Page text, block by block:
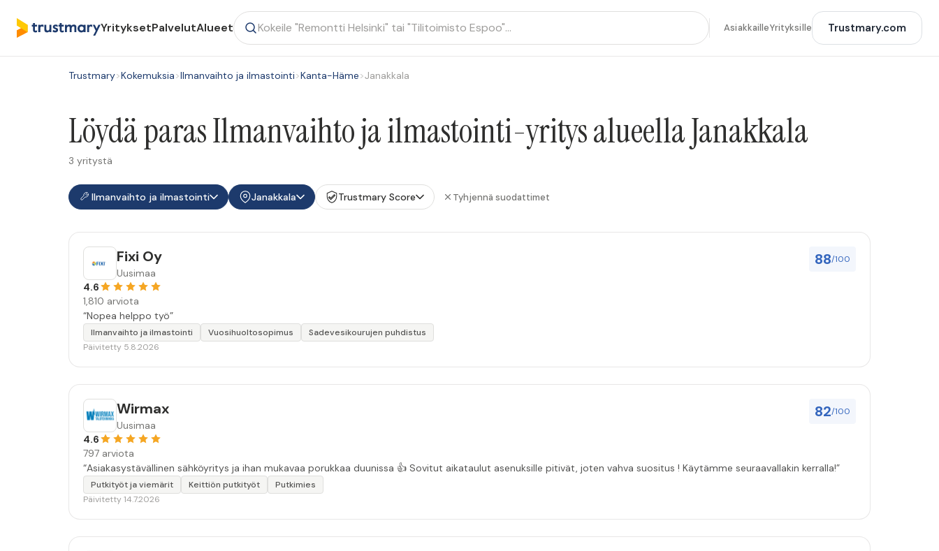
YrityksetPalvelutAlueet AsiakkailleYrityksille Trustmary.com
Trustmary>Kokemuksia>Ilmanvaihto ja ilmastointi>Kanta-Häme>Janakkala
Löydä paras Ilmanvaihto ja ilmastointi-yritys alueella Janakkala
3 yritystä
Ilmanvaihto ja ilmastointi Janakkala Trustmary Score Tyhjennä suodattimet
88/100
Fixi Oy
Uusimaa
4.6
1,810 arviota
“Nopea helppo työ”
Ilmanvaihto ja ilmastointi Vuosihuoltosopimus
Sadevesikourujen puhdistus
Päivitetty 5.8.2026
82/100
Wirmax
Uusimaa
4.6
797 arviota
“Asiakasystävällinen sähköyritys ja ihan mukavaa porukkaa duunissa 👍 Sovitut aikataulut asenuksille pitivät, joten vahva suositus ! Käytämme seuraavallakin kerralla!”
Putkityöt ja viemärit Keittiön putkityöt
Putkimies
Päivitetty 14.7.2026